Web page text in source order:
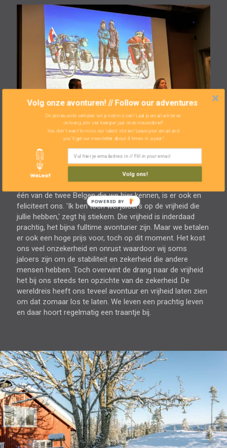
Na de presentatie praten we met veel mensen. Kristof,
één van de twee Belgen die we hier kennen, is er ook en
feliciteert ons. 'Ik ben toch wel jaloers op de vrijheid die
jullie hebben,' zegt hij stiekem. Die vrijheid is inderdaad
prachtig, het bijna fulltime avonturier zijn. Maar we betalen
er ook een hoge prijs voor, toch op dit moment. Het kost
ons veel onzekerheid en onrust waardoor wij soms
jaloers zijn om de stabiliteit en zekerheid die andere
mensen hebben. Toch overwint de drang naar de vrijheid
het bij ons steeds ten opzichte van de zekerheid. De
wereldreis heeft ons teveel avontuur en vrijheid laten zien
om dat zomaar los te laten. We leven een prachtig leven
en daar hoort regelmatig een traantje bij.
Volg onze avonturen! // Follow our adventures
Onze nieuwste verhalen wil je niet missen! Laat je email achter en
ontvang zo'n vier keer per jaar onze nieuwsbrief!
Volg ons!
You don't want to miss our latest stories! Leave your email and
you'll get our newsletter about 4 times in a year!